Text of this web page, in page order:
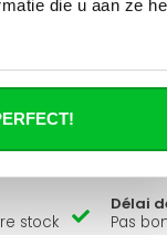
die u aan ze
et peut répondre
stock
Délai
Pas